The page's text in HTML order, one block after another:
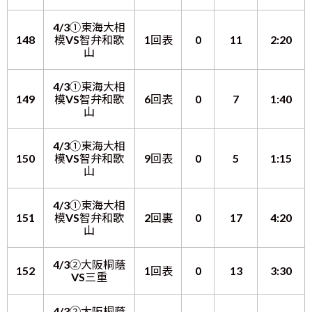
148
4/3①東海大相
模VS智弁和歌
山
1回表 0 11 2:20
149
4/3①東海大相
模VS智弁和歌
山
6回表 0 7 1:40
150
4/3①東海大相
模VS智弁和歌
山
9回表 0 5 1:15
151
4/3①東海大相
模VS智弁和歌
山
2回裏 0 17 4:20
152
4/3②大阪桐蔭
VS三重
1回表 0 13 3:30